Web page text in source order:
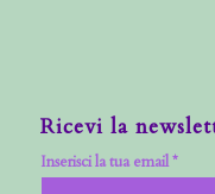
Ricevi la
Inserisci la tua email *